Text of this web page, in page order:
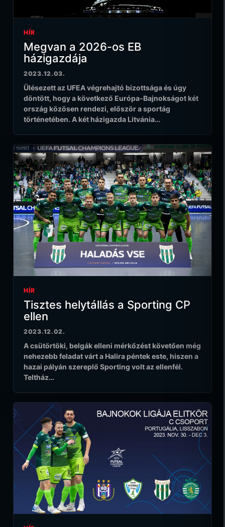
HÍR
Megvan a 2026-os EB
házigazdája
2023.12.03.
Ülésezett az UFEA végrehajtó bizottsága és úgy
döntött, hogy a következő Európa-Bajnokságot két
ország közösen rendezi, először a sportág
történetében. A két házigazda Litvánia…
HÍR
Tisztes helytállás a Sporting CP
ellen
2023.12.02.
A csütörtöki, belgák elleni mérkőzést követően még
nehezebb feladat várt a Halira péntek este, hiszen a
hazai pályán szereplő Sporting volt az ellenfél.
Teltház…